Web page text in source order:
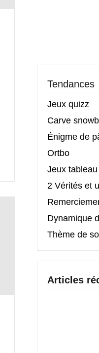
Tendances
Jeux quizz
Carve
Énigme de
Ortbo
Jeux tableau
2 Vérités et
Dynamique
Thème de
Articles